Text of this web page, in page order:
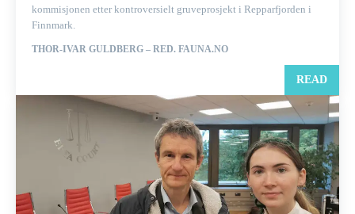
kommisjonen etter kontroversielt gruveprosjekt i Repparfjorden i
Finnmark.
THOR-IVAR GULDBERG – RED. FAUNA.NO
READ